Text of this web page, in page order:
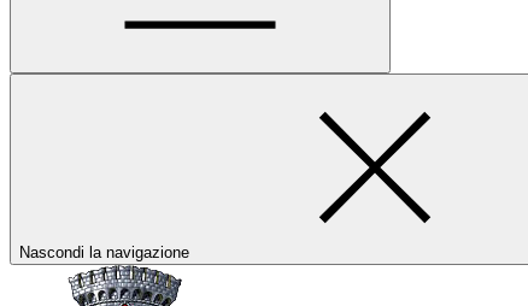
Nascondi la navigazione